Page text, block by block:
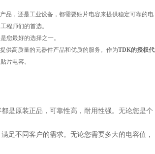
品，还是工业设备，都需要贴片电容来提供稳定可靠的电
程师们的首选。
您最好的选择之一。
供高质量的元器件产品和优质的服务。作为TDK的授权代
片电容。
是原装正品，可靠性高，耐用性强。无论您是个
足不同客户的需求。无论您需要多大的电容值，